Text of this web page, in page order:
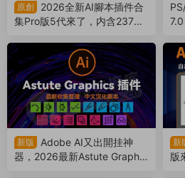
原創
2026全新AI腳本插件合
集Pro版5代來了，内含237款
（260603）
1）
新版
Adobe AI又出開挂神
器，2026最新Astute Graphic
新
版